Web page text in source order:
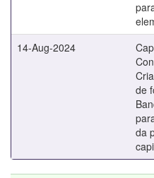
14-Aug-2024
de
da